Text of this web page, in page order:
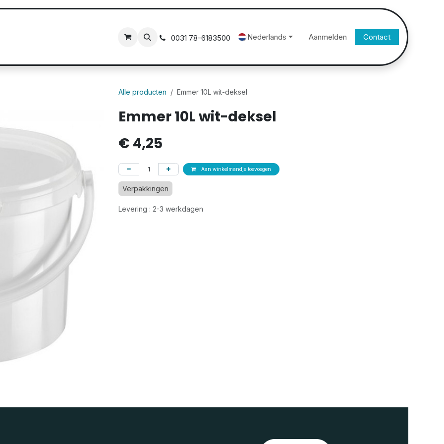
0031 78-6183500 Nederlands Aanmelden Contact
Alle producten Emmer 10L wit-deksel
Emmer 10L wit-deksel
€ 4,25
Aan winkelmandje toevoegen
Verpakkingen
Levering : 2-3 werkdagen